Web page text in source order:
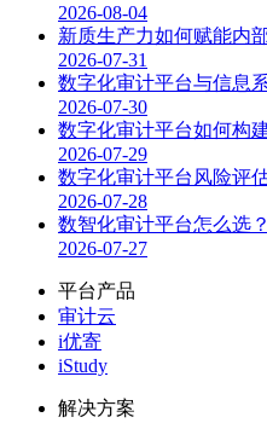
2026-08-04
新质生产力如何赋能内
2026-07-31
数字化审计平台与信息
2026-07-30
数字化审计平台如何构
2026-07-29
数字化审计平台风险评
2026-07-28
数智化审计平台怎么选
2026-07-27
平台产品
审计云
i优寄
iStudy
解决方案